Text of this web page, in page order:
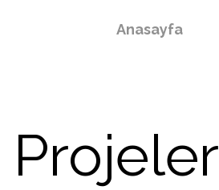
Anasayfa
Projeler